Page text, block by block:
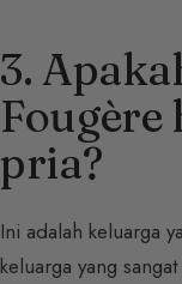
3.
pria?
Ini adalah keluarga
keluarga yang